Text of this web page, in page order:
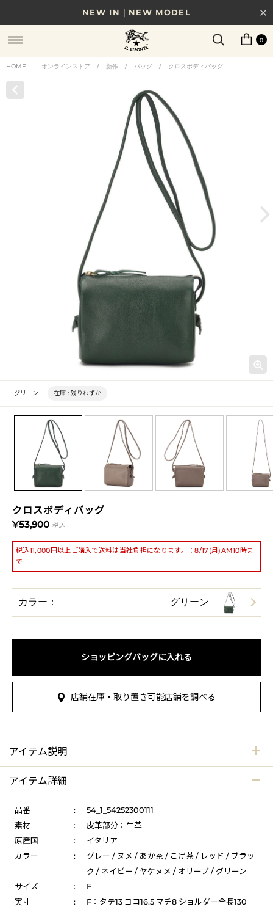
NEW IN｜NEW MODEL
8/17(月)10時まで｜税込11,000円以上で送料無料
贈る相手やシーンから選べる、新しいギフトガイド
0
HOME | オンラインストア / 新作 / バッグ / クロスボディバッグ
クロスボディバッグ
¥53,900 税込
税込11,000円以上ご購入で送料は当社負担になります。：8/17(月)AM10時ま
で
グリーン 在庫 : 残りわずか
カラー： グリーン
ショッピングバッグに入れる
店舗在庫・取り置き可能店舗を調べる
アイテム説明
アイテム詳細
品番 :
54_1_54252300111
素材
:
皮革部分：牛革
原産国
:
イタリア
カラー
:
グレー / ヌメ / あか茶 / こげ茶 / レッド / ブラッ
ク / ネイビー / ヤケヌメ / オリーブ / グリーン
サイズ
:
F
実寸
: F：タテ13 ヨコ16.5 マチ8 ショルダー全長130